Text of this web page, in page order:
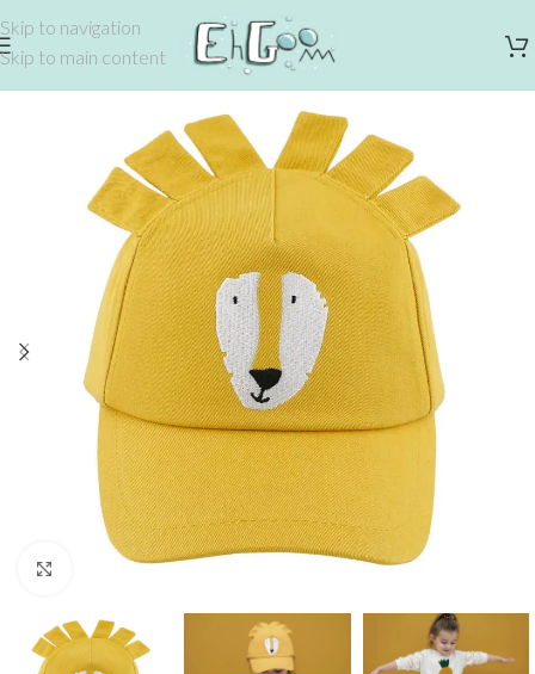
Skip to navigation
Skip to main content
Click to enlarge